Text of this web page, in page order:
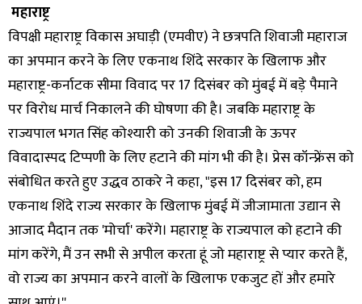
महाराष्ट्र
विपक्षी महाराष्ट्र विकास अघाड़ी (एमवीए) ने छत्रपति शिवाजी महाराज
का अपमान करने के लिए एकनाथ शिंदे सरकार के खिलाफ और
महाराष्ट्र-कर्नाटक सीमा विवाद पर 17 दिसंबर को मुंबई में बड़े पैमाने
पर विरोध मार्च निकालने की घोषणा की है। जबकि महाराष्ट्र के
राज्यपाल भगत सिंह कोश्यारी को उनकी शिवाजी के ऊपर
विवादास्पद टिप्पणी के लिए हटाने की मांग भी की है। प्रेस कॉन्फ्रेंस को
संबोधित करते हुए उद्धव ठाकरे ने कहा, "इस 17 दिसंबर को, हम
एकनाथ शिंदे राज्य सरकार के खिलाफ मुंबई में जीजामाता उद्यान से
आजाद मैदान तक 'मोर्चा' करेंगे। महाराष्ट्र के राज्यपाल को हटाने की
मांग करेंगे, मैं उन सभी से अपील करता हूं जो महाराष्ट्र से प्यार करते हैं,
वो राज्य का अपमान करने वालों के खिलाफ एकजुट हों और हमारे